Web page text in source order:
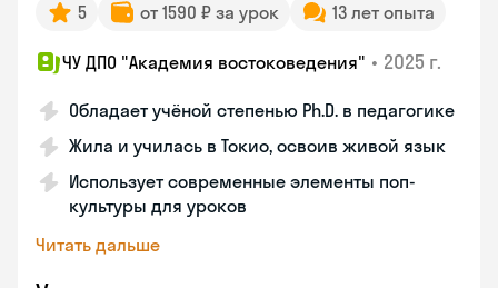
5 от 1590 ₽ за урок 13 лет опыта
ЧУ ДПО "Академия востоковедения" • 2025 г.
Обладает учёной степенью Ph.D. в педагогике
Жила и училась в Токио, освоив живой язык
Использует современные элементы поп-
культуры для уроков
Читать дальше